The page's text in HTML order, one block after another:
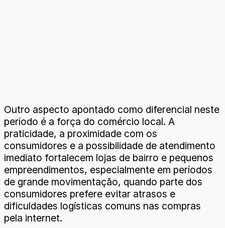
Outro aspecto apontado como diferencial neste
período é a força do comércio local. A
praticidade, a proximidade com os
consumidores e a possibilidade de atendimento
imediato fortalecem lojas de bairro e pequenos
empreendimentos, especialmente em períodos
de grande movimentação, quando parte dos
consumidores prefere evitar atrasos e
dificuldades logísticas comuns nas compras
pela internet.